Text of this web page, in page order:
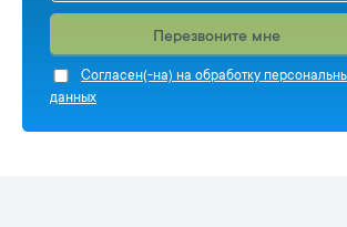
Перезвоните мне
Cогласен(-на) на обработку
данных